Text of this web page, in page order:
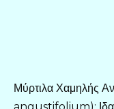
Μύρτιλα Χαμηλής